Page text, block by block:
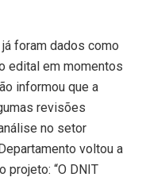
foram dados como
edital em momentos
informou que a
revisões
no setor
voltou a
projeto: “O DNIT